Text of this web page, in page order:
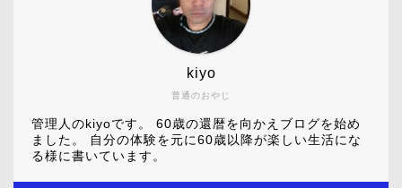
普通のおやじ
kiyo
管理人のkiyoです。 60歳の還暦を向かえブログを始め
ました。 自分の体験を元に60歳以降が楽しい生活にな
る様に書いています。